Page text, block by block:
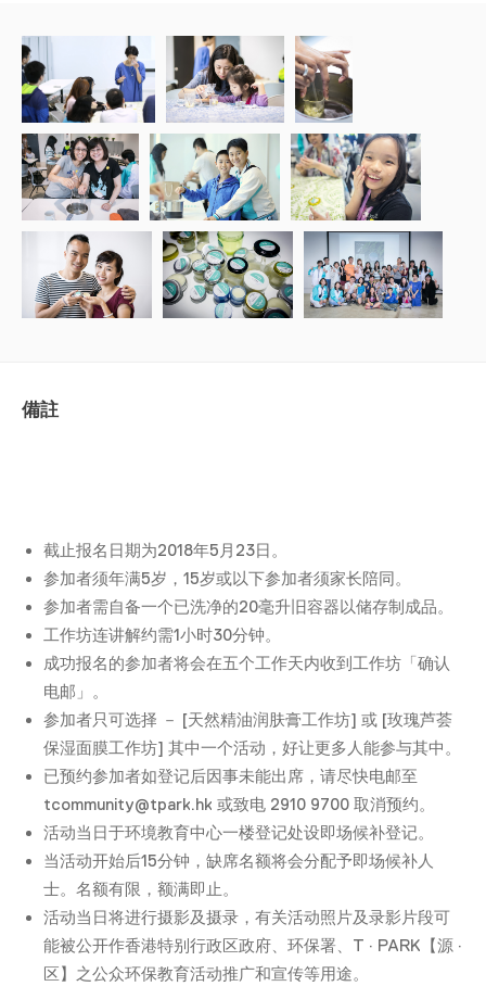
備註
截止报名日期为2018年5月23日。
参加者须年满5岁，15岁或以下参加者须家长陪同。
参加者需自备一个已洗净的20毫升旧容器以储存制成品。
工作坊连讲解约需1小时30分钟。
成功报名的参加者将会在五个工作天内收到工作坊「确认
电邮」。
参加者只可选择 － [天然精油润肤膏工作坊] 或 [玫瑰芦荟
保湿面膜工作坊] 其中一个活动，好让更多人能参与其中。
已预约参加者如登记后因事未能出席，请尽快电邮至
tcommunity@tpark.hk 或致电 2910 9700 取消预约。
活动当日于环境教育中心一楼登记处设即场候补登记。
当活动开始后15分钟，缺席名额将会分配予即场候补人
士。名额有限，额满即止。
活动当日将进行摄影及摄录，有关活动照片及录影片段可
能被公开作香港特别行政区政府、环保署、T · PARK【源 ·
区】之公众环保教育活动推广和宣传等用途。